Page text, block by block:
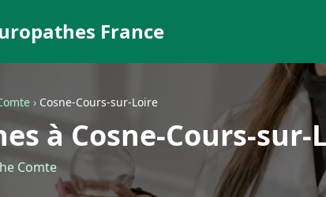
France
› Cosne-Cours-sur-Loire
à Cosne-Cours-sur-
Comte